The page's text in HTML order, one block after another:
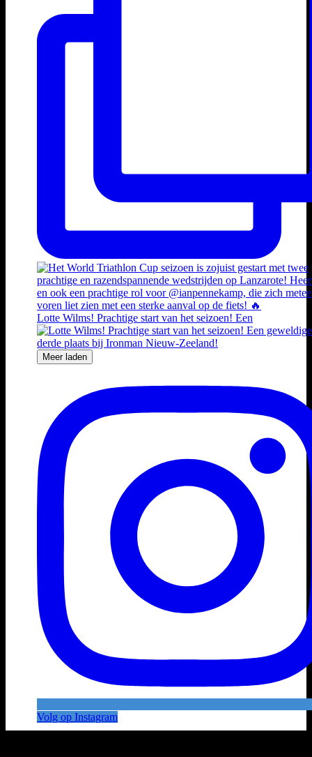
Lotte Wilms! Prachtige start van het seizoen! Een
Meer laden
Volg op Instagram